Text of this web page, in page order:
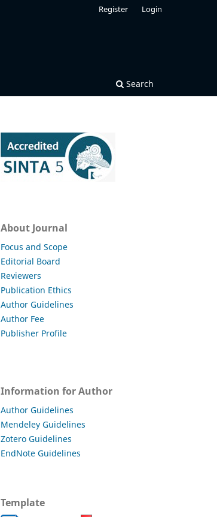
Search
Register Login
About Journal
Focus and Scope
Editorial Board
Reviewers
Publication Ethics
Author Guidelines
Author Fee
Publisher Profile
Information for Author
Author Guidelines
Mendeley Guidelines
Zotero Guidelines
EndNote Guidelines
Template